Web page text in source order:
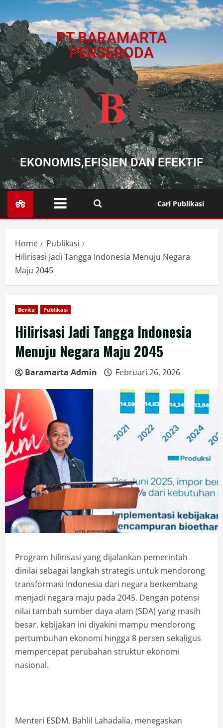
PT BARAMARTA
PERSERODA
EKONOMIS,EFISIEN DAN EFEKTIF
Cari Publikasi
Home
Publikasi
Hilirisasi Jadi Tangga Indonesia Menuju Negara
Maju 2045
Berita Publikasi
Hilirisasi Jadi Tangga Indonesia
Menuju Negara Maju 2045
Baramarta Admin Februari 26, 2026
Program hilirisasi yang dijalankan pemerintah
dinilai sebagai langkah strategis untuk mendorong
transformasi Indonesia dari negara berkembang
menjadi negara maju pada 2045. Dengan potensi
nilai tambah sumber daya alam (SDA) yang masih
besar, kebijakan ini diyakini mampu mendorong
pertumbuhan ekonomi hingga 8 persen sekaligus
mempercepat perubahan struktur ekonomi
nasional.
Menteri ESDM, Bahlil Lahadalia, menegaskan